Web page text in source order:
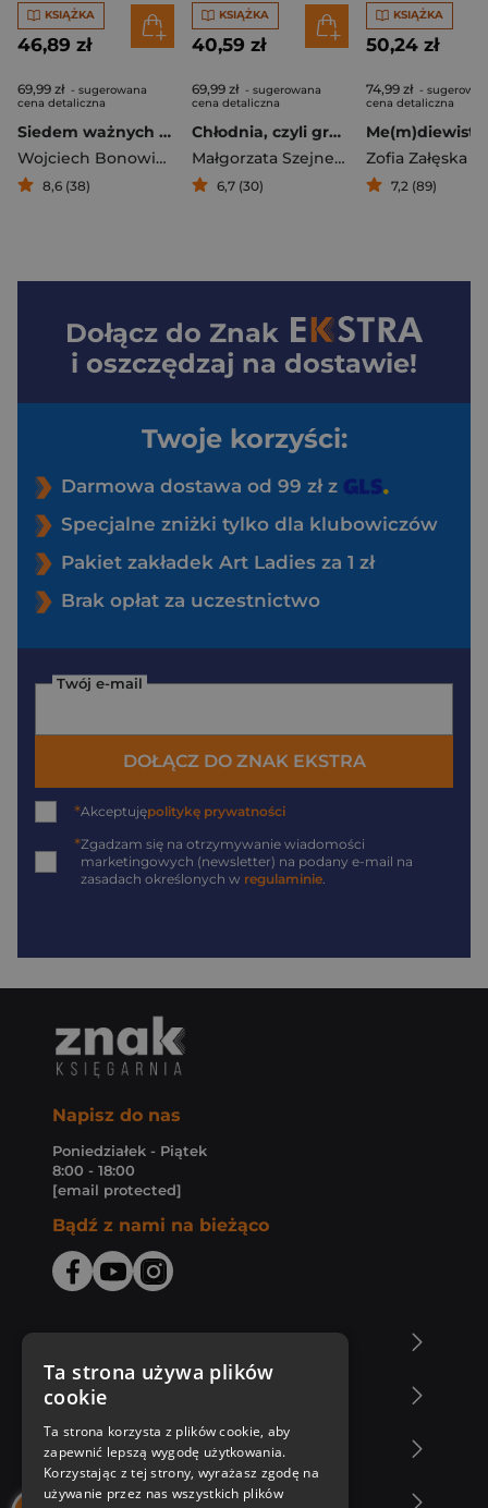
KSIĄŻKA
46,89 zł
69,99 zł - sugerowana
cena detaliczna
Siedem ważnych słów. Michał Heller w rozmowie z Wojciechem Bonowiczem
Wojciech Bonowicz
Michał Heller
8,6 (38)
KSIĄŻKA
40,59 zł
69,99 zł - sugerowana
cena detaliczna
Chłodnia, czyli grzejnia. Małgorzata Szejnert w rozmowie z Dorotą Karaś i Markiem Sterlingowem
Małgorzata Szejnert
Dorota Karaś,
6,7 (30)
KSIĄŻKA
50,24 zł
74,99 zł -
cena detaliczna
Zofia Załęska
7,2 (89)
Dołącz do Znak
i oszczędzaj na dostawie!
Twoje korzyści:
Darmowa dostawa od 99 zł z
Specjalne zniżki tylko dla klubowiczów
Pakiet zakładek Art Ladies za 1 zł
Brak opłat za uczestnictwo
Twój e-mail
DOŁĄCZ DO ZNAK EKSTRA
*Akceptujępolitykę prywatności
*Zgadzam się na otrzymywanie wiadomości
marketingowych (newsletter) na podany e-mail na
zasadach określonych w regulaminie
Napisz do nas
Poniedziałek - Piątek
8:00 - 18:00
[email protected]
Bądź z nami na bieżąco
Zakupy u nas
Nasza oferta
Nasi autorzy
Ta strona używa plików
cookie
Ta strona korzysta z plików cookie, aby
zapewnić lepszą wygodę użytkowania.
Korzystając z tej strony, wyrażasz zgodę na
używanie przez nas wszystkich plików